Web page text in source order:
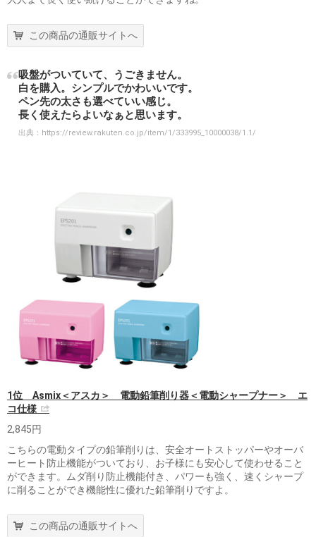
この商品の通販サイトへ
吸盤がついていて、うごきません。
白を購入。シンプルでかわいいです。
ペン先の太さも選べていい感じ。
長く使えたらよいなぁと思います。
出典： https://review.rakuten.co.jp/item/1/333995_10000038/1.1/
1位 Asmix＜アスカ＞ 電動鉛筆削り器＜電動シャープナー＞ エ
コ仕様
2,845円
こちらの電動タイプの鉛筆削りは、安全オートストッパーやオーバ
ーヒート防止機能がついており、お子様にも安心して使わせること
ができます。ムダ削り防止機能付き、パワーも強く、速くシャープ
に削ることができ機能性に優れた鉛筆削りですよ。
この商品の通販サイトへ